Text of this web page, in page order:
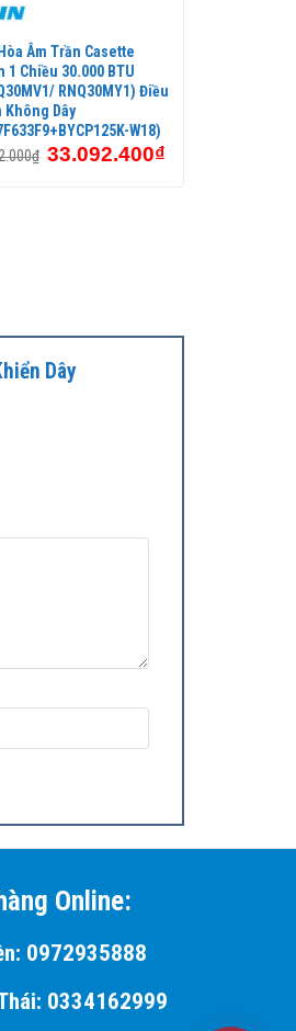
Âm Trần Casette
1 Chiều 30.000 BTU
RNQ30MY1) Điều
Không Dây
W18)
₫ 33.092.400₫
Dây
Online:
0972935888
0334162999